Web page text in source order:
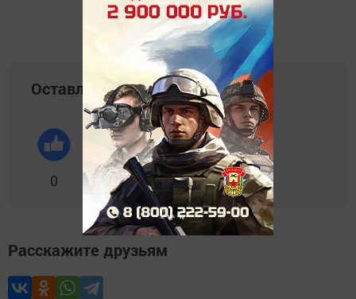
Оставляйте реакции
0 0 0 0 0
Расскажите друзьям